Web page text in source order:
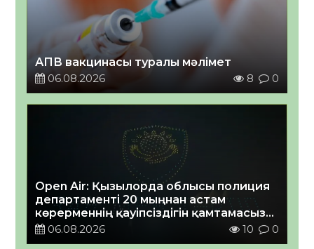
АПВ вакцинасы туралы мәлімет
06.08.2026
8 0
Open Air: Қызылорда облысы полиция
департаменті 20 мыңнан астам
көрерменнің қауіпсіздігін қамтамасыз
етті06.08.2026 10 0